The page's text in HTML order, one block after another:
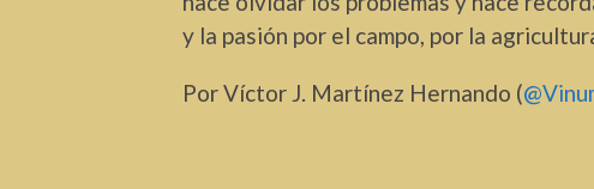
y la pasión por el campo, por la
Por Víctor J. Martínez Hernando (